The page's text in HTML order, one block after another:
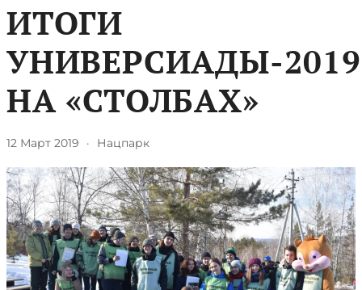
​ИТОГИ
УНИВЕРСИАДЫ-2019
НА «СТОЛБАХ»
12 Март 2019 · Нацпарк